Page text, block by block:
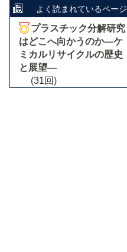
よく読まれているページ
プラスチック分解研究
はどこへ向かうのか―ケ
ミカルリサイクルの歴史
と展望―
(31回)